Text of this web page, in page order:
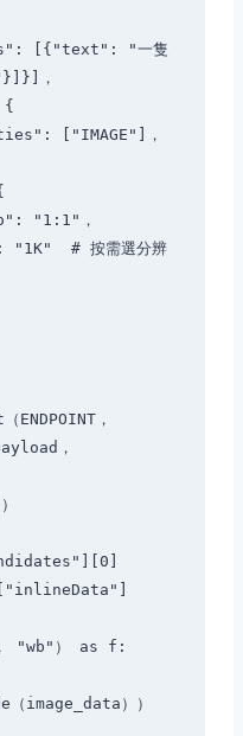
"}]}]，
，
，
"wb"） as f: